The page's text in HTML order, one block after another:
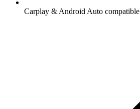
Carplay & Android Auto compatible